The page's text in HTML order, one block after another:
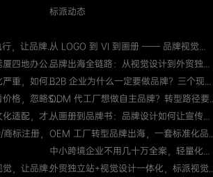
，让品牌...
四地办公...
重，如何...
格，忽略S...
适配，才...
标注册，
，让品牌...
标派动态
从 LOGO 到 VI 到画册 —— 品牌视觉...
品牌出海全链路：从视觉设计到外贸独...
B2B 企业为什么一定要做品牌？三个现...
ODM 代工厂想做自主品牌？转型路径要
从画册到品牌书：品牌设计如何让宣传...
OEM 工厂转型品牌出海，一套标准化品
中小跨境企业不用几十万全案，轻量化...
外贸独立站+视觉设计一体化，标派视觉